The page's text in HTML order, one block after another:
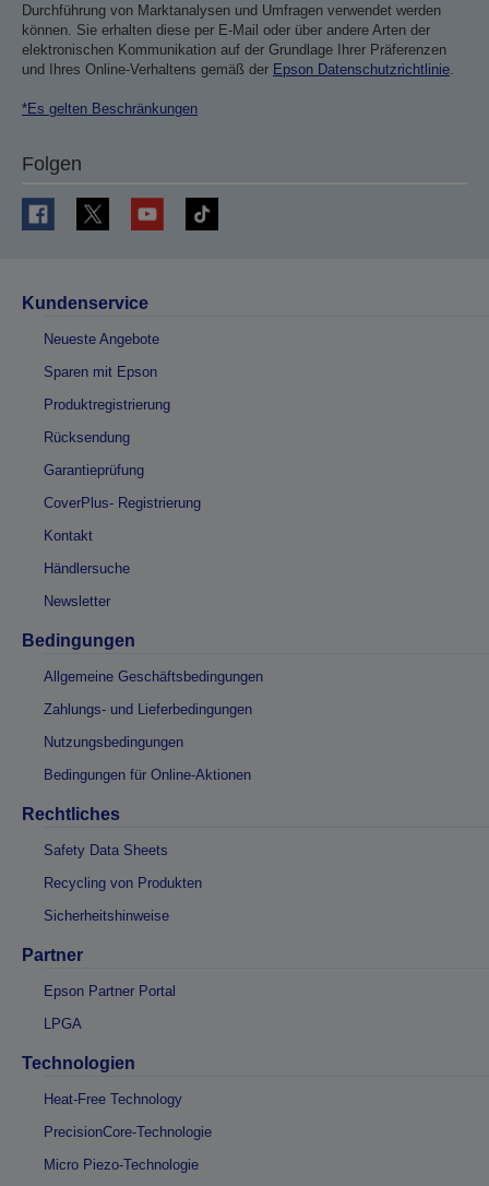
Durchführung von Marktanalysen und Umfragen verwendet werden
können. Sie erhalten diese per E-Mail oder über andere Arten der
elektronischen Kommunikation auf der Grundlage Ihrer Präferenzen
und Ihres Online-Verhaltens gemäß der Epson Datenschutzrichtlinie
*Es gelten Beschränkungen
Folgen
Kundenservice
Neueste Angebote
Sparen mit Epson
Produktregistrierung
Rücksendung
Garantieprüfung
CoverPlus- Registrierung
Kontakt
Händlersuche
Newsletter
Bedingungen
Allgemeine Geschäftsbedingungen
Zahlungs- und Lieferbedingungen
Nutzungsbedingungen
Bedingungen für Online-Aktionen
Rechtliches
Safety Data Sheets
Recycling von Produkten
Sicherheitshinweise
Partner
Epson Partner Portal
LPGA
Technologien
Heat-Free Technology
PrecisionCore-Technologie
Micro Piezo-Technologie